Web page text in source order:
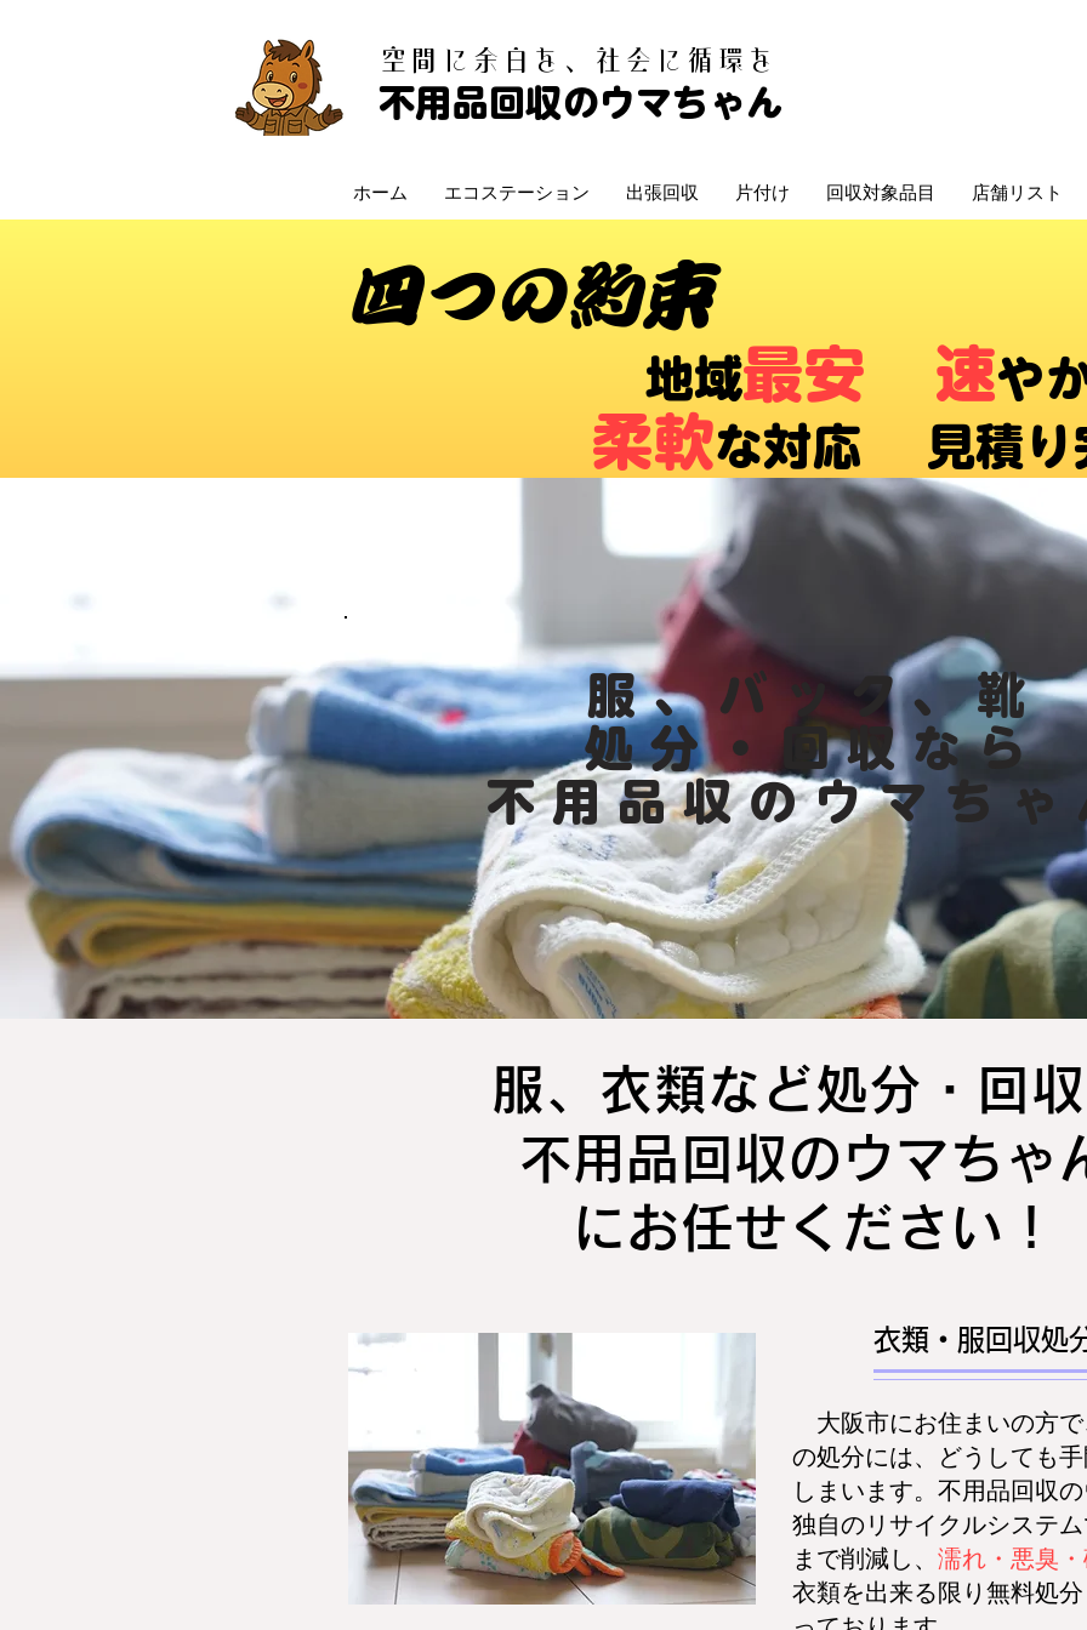
​空間に余白を、社会に循環を
不用品回収のウマちゃん
ホーム エコステーション 出張回収 片付け 回収対象品目 店舗リスト
四つの約束
​地域最安 速や
柔軟な対応 ​見積り
服、バック、靴
処分・回収なら
不用品収のウマちゃ
服、衣類など処分・回
不用品回収のウマちゃ
にお任せください！
衣類・服回収処
大阪市にお住まいの方
の処分には、どうしても
しまいます。不用品回収
独自のリサイクルシステ
まで削減し、 濡れ・悪臭
衣類を出来る限り無料処